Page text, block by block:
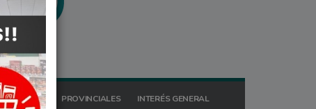
PROVINCIALES INTERÉS GENERAL